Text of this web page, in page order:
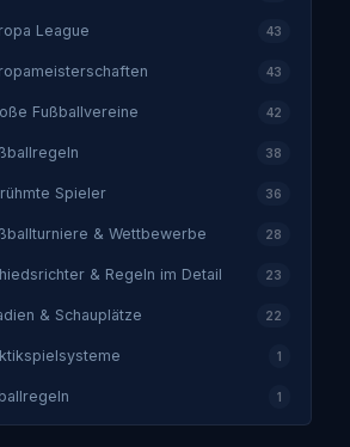
League 43
43
Fußballvereine 42
38
Spieler 36
& Wettbewerbe 28
& Regeln im Detail 23
& Schauplätze 22
1
1